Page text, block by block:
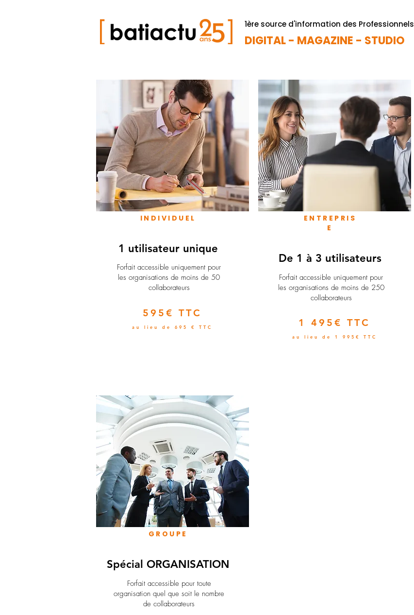
1ère source d'information des Professionnels
DIGITAL - MAGAZINE - STUDIO
INDIVIDUEL
1 utilisateur unique
​Forfait accessible uniquement pour
les organisations de moins de 50
collaborateurs
595€ TTC
au lieu de 695 € TTC
ENTREPRIS
E
De 1 à 3 utilisateurs
Forfait accessible uniquement pour
les organisations de moins de 250
collaborateurs
1 495€ TTC
au lieu de 1 995€ TTC
GROUPE
Spécial ORGANISATION
Forfait accessible pour toute
organisation quel que soit le nombre
de collaborateurs